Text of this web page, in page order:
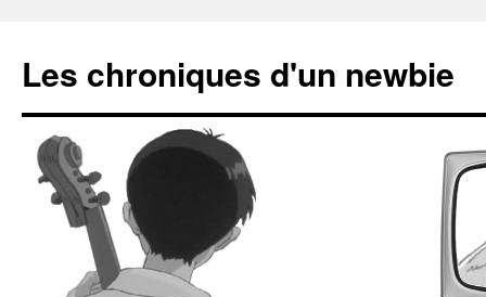
Les chroniques d'un newbie